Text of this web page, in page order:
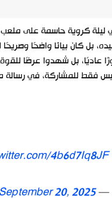
ليلة كروية حاسمة على ملعب
بل كان بيانًا واضحًا
عاديًا، بل شهدوا عرضًا
فقط للمشاركة، في رسالة
4b6d7Iq8JF
— AC Milan (@acmilan)
September 20, 2025